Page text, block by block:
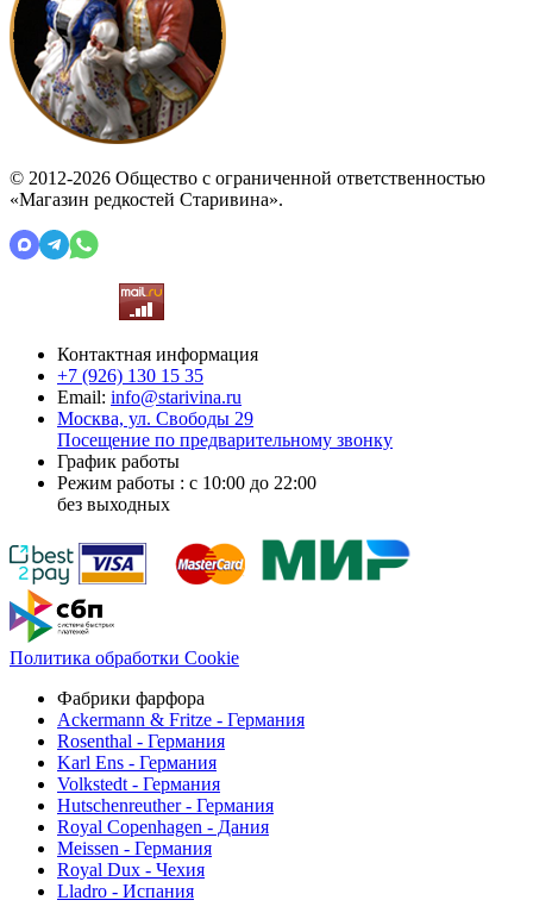
© 2012-2026 Общество с ограниченной ответственностью
«Магазин редкостей Старивина».
Контактная информация
+7 (926) 130 15 35
Email: info@starivina.ru
Москва, ул. Свободы 29
Посещение по предварительному звонку
График работы
Режим работы : с 10:00 до 22:00
без выходных
Политика обработки Cookie
Фабрики фарфора
Ackermann & Fritze - Германия
Rosenthal - Германия
Karl Ens - Германия
Volkstedt - Германия
Hutschenreuther - Германия
Royal Copenhagen - Дания
Meissen - Германия
Royal Dux - Чехия
Lladro - Испания